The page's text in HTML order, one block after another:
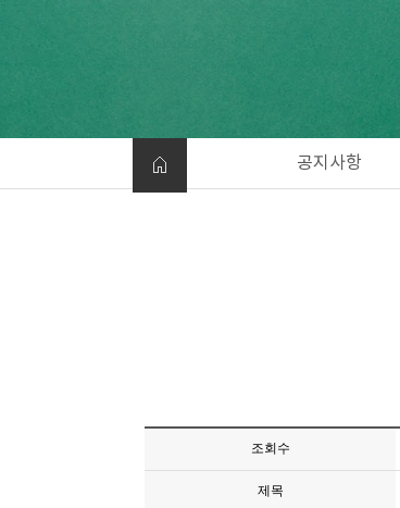
공지사항
조회수
제목